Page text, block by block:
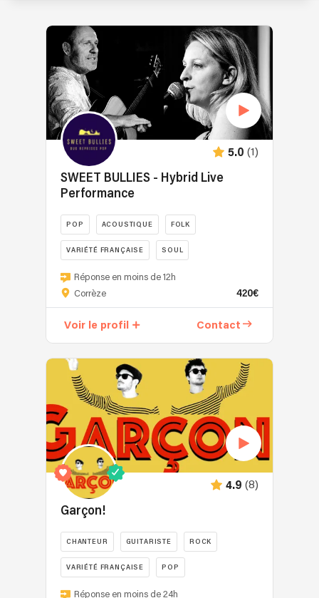
5.0 (1)
SWEET BULLIES - Hybrid Live
Performance
POP ACOUSTIQUE FOLK
VARIÉTÉ FRANÇAISE SOUL
SWEET
BULLIES
Hybrid
C'est
l'alliance
entre
le
charme
d'un
duo
acoustique
live
et
et
l'énergie
d'un
Réponse en moins de 12h
Corrèze
420€
Voir le profil Contact
4.9 (8)
Garçon!
CHANTEUR GUITARISTE ROCK
VARIÉTÉ FRANÇAISE POP
Garçon!
Réponse en moins de 24h